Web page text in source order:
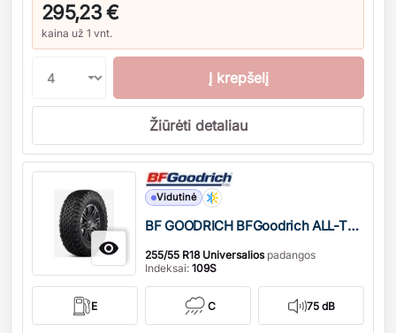
295,23 €
kaina už 1 vnt.
Į krepšelį
Žiūrėti detaliau

Vidutinė
BF GOODRICH BFGoodrich ALL-TERRAIN T/A KO3
255/55 R18 Universaliospadangos
Indeksai: 109S
E C 75 dB
Kiekis